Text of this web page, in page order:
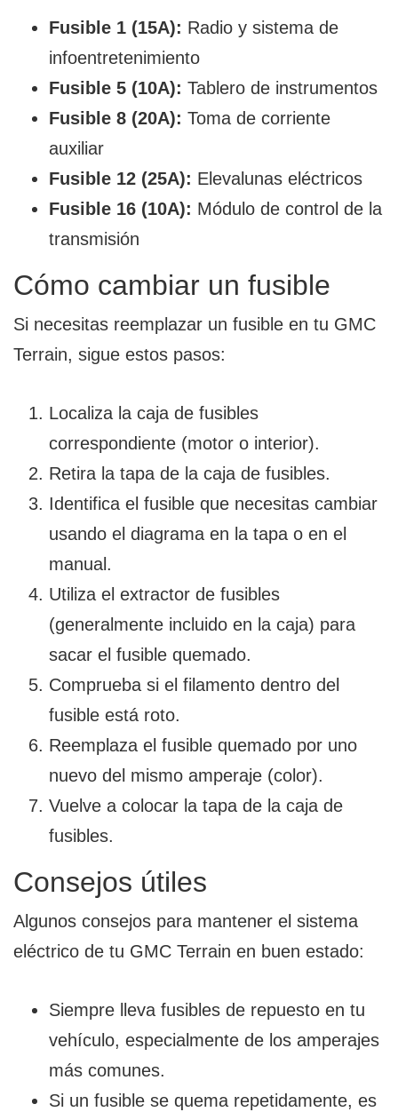
Fusible 1 (15A): Radio y sistema de
infoentretenimiento
Fusible 5 (10A): Tablero de instrumentos
Fusible 8 (20A): Toma de corriente
auxiliar
Fusible 12 (25A): Elevalunas eléctricos
Fusible 16 (10A): Módulo de control de la
transmisión
Cómo cambiar un fusible
Si necesitas reemplazar un fusible en tu GMC
Terrain, sigue estos pasos:
Localiza la caja de fusibles
correspondiente (motor o interior).
Retira la tapa de la caja de fusibles.
Identifica el fusible que necesitas cambiar
usando el diagrama en la tapa o en el
manual.
Utiliza el extractor de fusibles
(generalmente incluido en la caja) para
sacar el fusible quemado.
Comprueba si el filamento dentro del
fusible está roto.
Reemplaza el fusible quemado por uno
nuevo del mismo amperaje (color).
Vuelve a colocar la tapa de la caja de
fusibles.
Consejos útiles
Algunos consejos para mantener el sistema
eléctrico de tu GMC Terrain en buen estado:
Siempre lleva fusibles de repuesto en tu
vehículo, especialmente de los amperajes
más comunes.
Si un fusible se quema repetidamente, es